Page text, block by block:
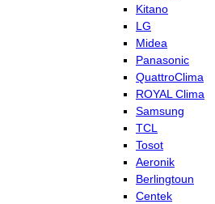
Kitano
LG
Midea
Panasonic
QuattroClima
ROYAL Clima
Samsung
TCL
Tosot
Aeronik
Berlingtoun
Centek